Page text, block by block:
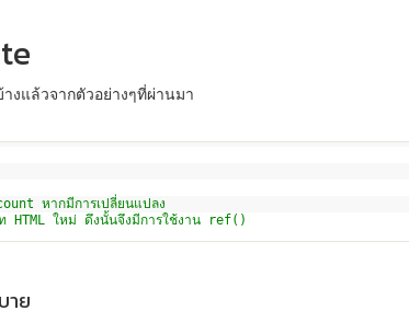
งแล้วจากตัวอย่างๆที่ผ่านมา
หากมีการเปลี่ยนแปลง
HTML ใหม่ ดึงนั้นจึงมีการใช้งาน ref()
าย